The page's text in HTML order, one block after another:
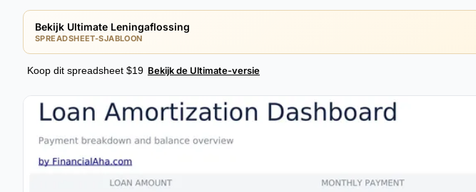
Bekijk Ultimate Leningaflossing
SPREADSHEET-SJABLOON
Koop dit spreadsheet $19 Bekijk de Ultimate-versie